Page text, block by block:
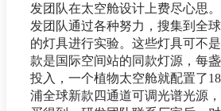
发团队在太空舱设计上费尽心思
发团队通过各种努力，搜集到全
的灯具进行实验。这些灯具可不
款是国际空间站的同款灯源，每
投入，一个植物太空舱就配置了
浦全球新款四通道可调光谱光源